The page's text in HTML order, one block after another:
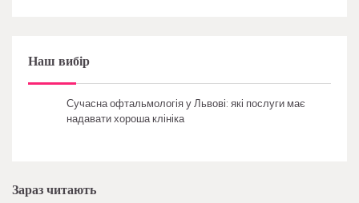
Наш вибір
Сучасна офтальмологія у Львові: які послуги має
надавати хороша клініка
Зараз читають